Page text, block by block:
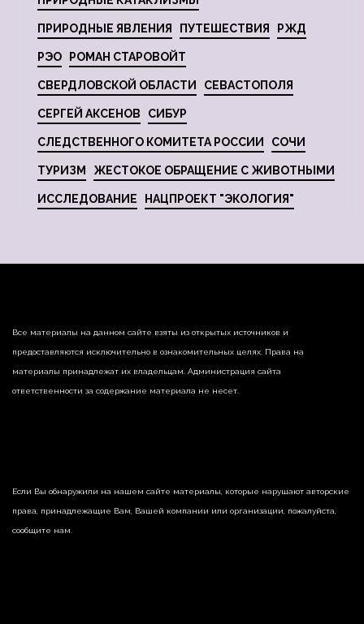
ПРИРОДНЫЕ ЯВЛЕНИЯ ПУТЕШЕСТВИЯ РЖД
РЭО РОМАН СТАРОВОЙТ
СВЕРДЛОВСКОЙ ОБЛАСТИ СЕВАСТОПОЛЯ
СЕРГЕЙ АКСЕНОВ СИБУР
СЛЕДСТВЕННОГО КОМИТЕТА РОССИИ СОЧИ
ТУРИЗМ ЖЕСТОКОЕ ОБРАЩЕНИЕ С ЖИВОТНЫМИ
ИССЛЕДОВАНИЕ НАЦПРОЕКТ "ЭКОЛОГИЯ"
Все материалы на данном сайте взяты из открытых источников и
предоставляются исключительно в ознакомительных целях. Права на
материалы принадлежат их владельцам. Администрация сайта
ответственности за содержание материала не несет.
Если Вы обнаружили на нашем сайте материалы, которые нарушают авторские
права, принадлежащие Вам, Вашей компании или организации, пожалуйста,
сообщите нам.